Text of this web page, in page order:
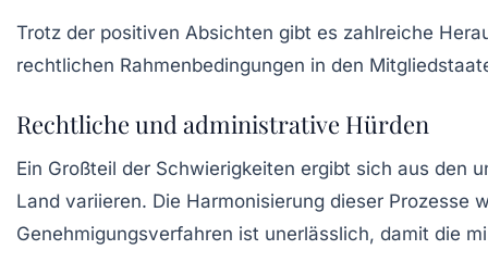
Trotz der positiven Absichten gibt es zahlreiche
rechtlichen Rahmenbedingungen in den
Rechtliche und administrative Hürden
Ein Großteil der Schwierigkeiten ergibt sich aus den
Land variieren. Die Harmonisierung dieser Prozesse
Genehmigungsverfahren ist unerlässlich, damit die